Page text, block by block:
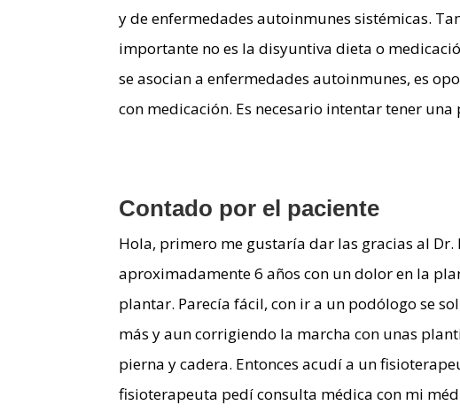
y de enfermedades autoinmunes sistémicas.
importante no es la disyuntiva dieta o
se asocian a enfermedades autoinmunes, es
con medicación. Es necesario intentar tener
Contado por el paciente
Hola, primero me gustaría dar las gracias al
aproximadamente 6 años con un dolor en la
plantar. Parecía fácil, con ir a un podólogo se
más y aun corrigiendo la marcha con unas
pierna y cadera. Entonces acudí a un
fisioterapeuta pedí consulta médica con mi